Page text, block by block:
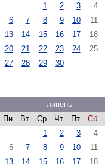
1
2 3 4
6
7 8 9 10 11
13
14 15 16 17 18
20
21 22 23 24 25
27
28 29 30
липень
Пн
Вт Ср Чт Пт Сб
1
2 3 4
6
7 8 9 10 11
13
14 15 16 17 18